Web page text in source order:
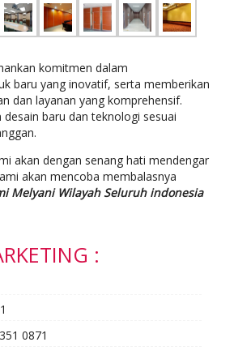
komitmen dalam
baru yang inovatif, serta memberikan
dan layanan yang komprehensif.
baru dan teknologi sesuai
akan dengan senang hati mendengar
akan mencoba membalasnya
Melyani Wilayah Seluruh indonesia
:
0871